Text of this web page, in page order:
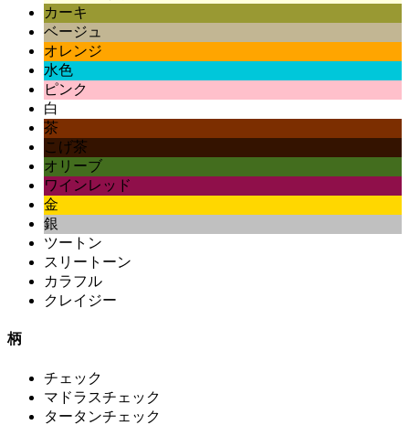
カーキ
ベージュ
オレンジ
水色
ピンク
白
茶
こげ茶
オリーブ
ワインレッド
金
銀
ツートン
スリートーン
カラフル
クレイジー
柄
チェック
マドラスチェック
タータンチェック